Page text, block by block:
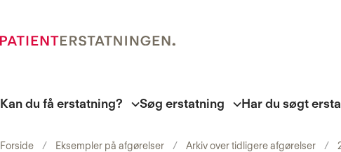
Kan du få erstatning? Søg erstatning Har du søgt
Forside Eksempler på afgørelser Arkiv over tidligere afgørelser